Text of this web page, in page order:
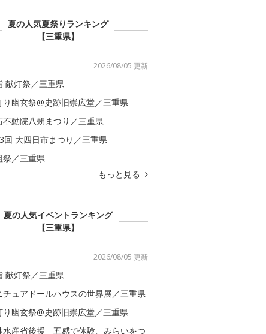
夏の人気夏祭りランキング
【三重県】
2026/08/05 更新
献灯祭／三重県
り幽玄祭@史跡旧崇広堂／三重県
不動院八朔まつり／三重県
回 大四日市まつり／三重県
祭／三重県
もっと見る
夏の人気イベントランキング
【三重県】
2026/08/05 更新
献灯祭／三重県
チュアドールハウスの世界展／三重県
り幽玄祭@史跡旧崇広堂／三重県
水産省後援 五感で体験、みらいをつ